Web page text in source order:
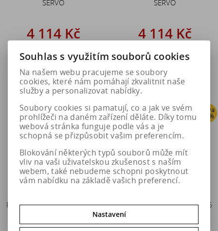
SERVO
4 114 Kč
SERVO
4 114 Kč
Sleva
20 %
Pewag Sněhové řetězy RS 75
Sleva
20 %
Pewag Sněhové řetězy RS 76
Souhlas s využitím souborů cookies
Na našem webu pracujeme se soubory
cookies, které nám pomáhají zkvalitnit naše
služby a personalizovat nabídky.
Soubory cookies si pamatují, co a jak ve svém
prohlížeči na daném zařízení děláte. Díky tomu
webová stránka funguje podle vás a je
schopná se přizpůsobit vašim preferencím.
Blokování některých typů souborů může mít
vliv na vaši uživatelskou zkušenost s naším
webem, také nebudeme schopni poskytnout
vám nabídku na základě vašich preferencí.
Nastavení